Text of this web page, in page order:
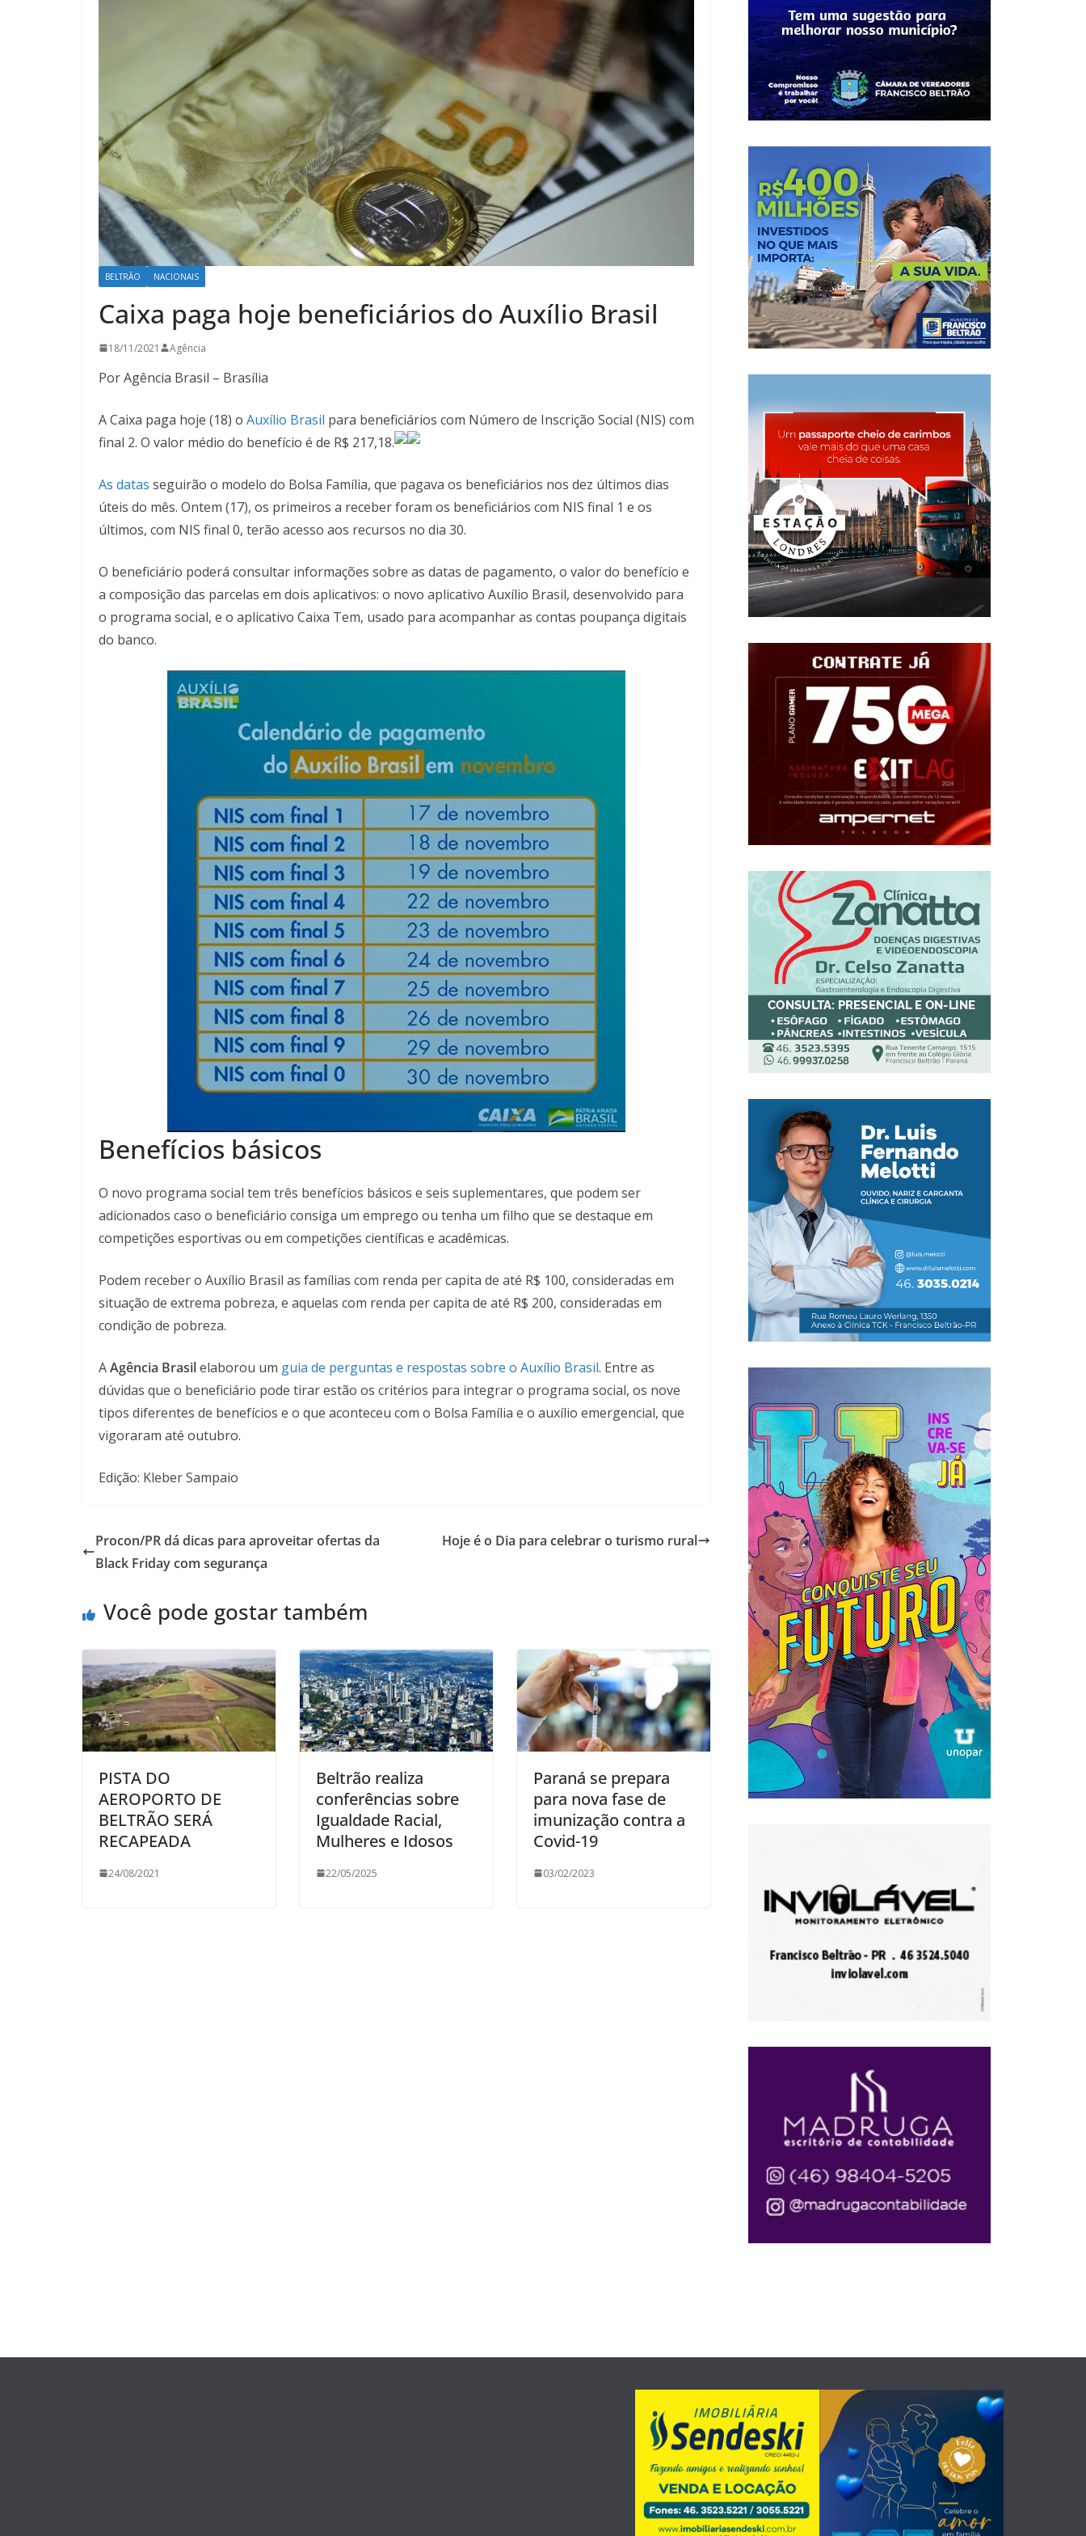
BELTRÃO NACIONAIS
Caixa paga hoje beneficiários do Auxílio Brasil
18/11/2021 Agência
Por Agência Brasil – Brasília
A Caixa paga hoje (18) o Auxílio Brasil para beneficiários com Número de Inscrição Social (NIS) com
final 2. O valor médio do benefício é de R$ 217,18.
As datas seguirão o modelo do Bolsa Família, que pagava os beneficiários nos dez últimos dias
úteis do mês. Ontem (17), os primeiros a receber foram os beneficiários com NIS final 1 e os
últimos, com NIS final 0, terão acesso aos recursos no dia 30.
O beneficiário poderá consultar informações sobre as datas de pagamento, o valor do benefício e
a composição das parcelas em dois aplicativos: o novo aplicativo Auxílio Brasil, desenvolvido para
o programa social, e o aplicativo Caixa Tem, usado para acompanhar as contas poupança digitais
do banco.
Benefícios básicos
O novo programa social tem três benefícios básicos e seis suplementares, que podem ser
adicionados caso o beneficiário consiga um emprego ou tenha um filho que se destaque em
competições esportivas ou em competições científicas e acadêmicas.
Podem receber o Auxílio Brasil as famílias com renda per capita de até R$ 100, consideradas em
situação de extrema pobreza, e aquelas com renda per capita de até R$ 200, consideradas em
condição de pobreza.
AAgência Brasilelaborou um guia de perguntas e respostas sobre o Auxílio Brasil. Entre as
dúvidas que o beneficiário pode tirar estão os critérios para integrar o programa social, os nove
tipos diferentes de benefícios e o que aconteceu com o Bolsa Família e o auxílio emergencial, que
vigoraram até outubro.
Edição: Kleber Sampaio
Procon/PR dá dicas para aproveitar ofertas da
Black Friday com segurança
Hoje é o Dia para celebrar o turismo rural
Você pode gostar também
PISTA DO
AEROPORTO DE
BELTRÃO SERÁ
RECAPEADA
24/08/2021
Beltrão realiza
conferências sobre
Igualdade Racial,
Mulheres e Idosos
22/05/2025
Paraná se prepara
para nova fase de
imunização contra a
Covid-19
03/02/2023